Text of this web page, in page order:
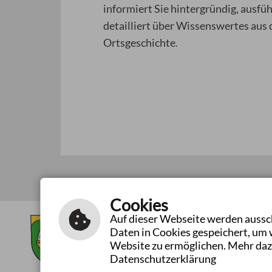
informiert Sie hintergründig,
detailliert über Wissenswertes aus
Ortsgeschichte.
Gemeinde Bad Ditzenbach
Hauptstraße 40
73342 Bad Ditzenbach
E-
Cookies
Auf dieser Webseite werden
Daten in Cookies gespeichert,
Website zu ermöglichen. Mehr
Datenschutzerklärung